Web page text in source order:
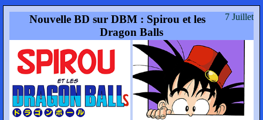
7 Juillet
Nouvelle BD sur DBM : Spirou et les
Dragon Balls